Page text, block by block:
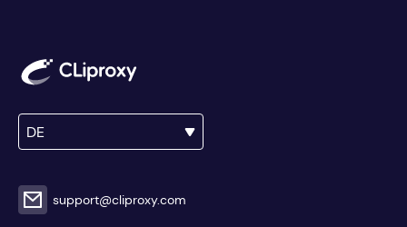
DE
support@cliproxy.com